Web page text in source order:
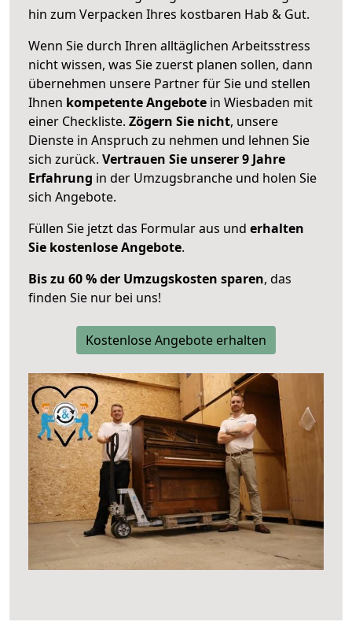
hin zum Verpacken Ihres kostbaren Hab & Gut.
Wenn Sie durch Ihren alltäglichen Arbeitsstress
nicht wissen, was Sie zuerst planen sollen, dann
übernehmen unsere Partner für Sie und stellen
Ihnen kompetente Angebote in Wiesbaden mit
einer Checkliste. Zögern Sie nicht, unsere
Dienste in Anspruch zu nehmen und lehnen Sie
sich zurück. Vertrauen Sie unserer 9 Jahre
Erfahrung in der Umzugsbranche und holen Sie
sich Angebote.
Füllen Sie jetzt das Formular aus und erhalten
Sie kostenlose Angebote.
Bis zu 60 % der Umzugskosten sparen, das
finden Sie nur bei uns!
Kostenlose Angebote erhalten